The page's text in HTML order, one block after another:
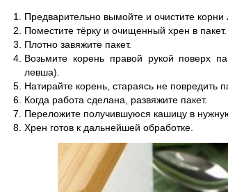
Предварительно вымойте и очистите
Поместите тёрку и очищенный хрен в пакет.
Плотно завяжите пакет.
Возьмите корень правой рукой поверх
левша).
Натирайте корень, стараясь не повредить
Когда работа сделана, развяжите пакет.
Переложите получившуюся кашицу в
Хрен готов к дальнейшей обработке.